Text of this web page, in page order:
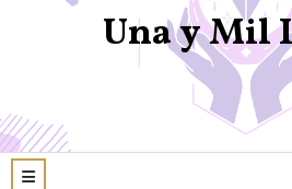
Una y Mil